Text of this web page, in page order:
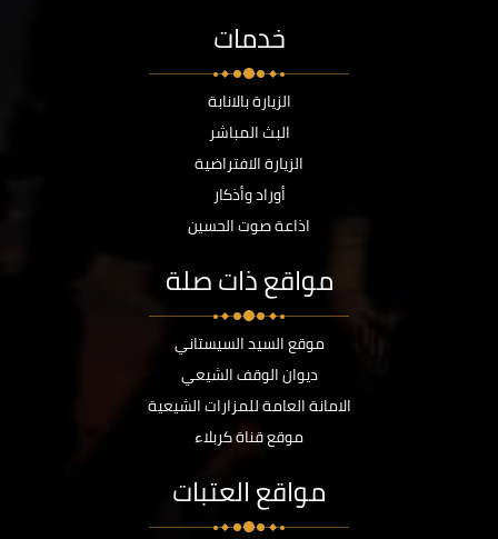
خدمات
الزيارة بالانابة
البث المباشر
الزيارة الافتراضية
أوراد وأذكار
اذاعة صوت الحسين
مواقع ذات صلة
موقع السيد السيستاني
ديوان الوقف الشيعي
الامانة العامة للمزارات الشيعية
موقع قناة كربلاء
مواقع العتبات